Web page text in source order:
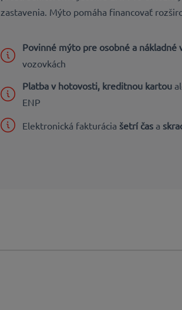
zastavenia. Mýto pomáha financovať
Povinné mýto pre osobné a nákladné
vozovkách
Platba v hotovosti, kreditnou kartou
ENP
Elektronická fakturácia šetrí čas a